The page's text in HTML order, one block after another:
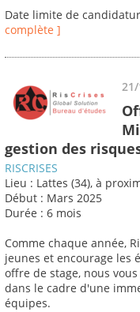
Date limite de
complète ]
gestion des
RISCRISES
Lieu : Lattes (34), à
Début : Mars 2025
Durée : 6 mois
Comme chaque année,
jeunes et encourage les
offre de stage, nous
dans le cadre d'une
équipes.